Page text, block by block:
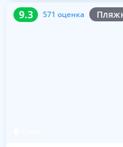
9.3 571 оценка
9.3 571 оценка